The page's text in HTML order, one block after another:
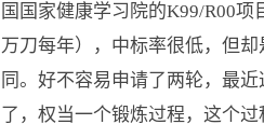
国国家健康学习院的K99/R00
万刀每年），中标率很低，但
同。好不容易申请了两轮，最
了，权当一个锻炼过程，这个